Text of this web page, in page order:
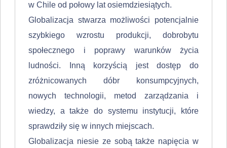
w Chile od połowy lat osiem­dziesiątych.
Globalizacja stwarza możliwości potencjalnie
szybkiego wzrostu produkcji, dobrobytu
społecznego i poprawy warunków życia
ludności. Inną korzyścią jest dostęp do
zróżnicowanych dóbr konsumpcyjnych,
nowych technologii, metod zarządzania i
wiedzy, a także do systemu instytucji, które
sprawdziły się w innych miejscach.
Globalizacja niesie ze sobą także napięcia w